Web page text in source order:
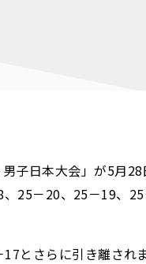
子日本大会」が5月
25－20、25－19、25
とさらに引き離され